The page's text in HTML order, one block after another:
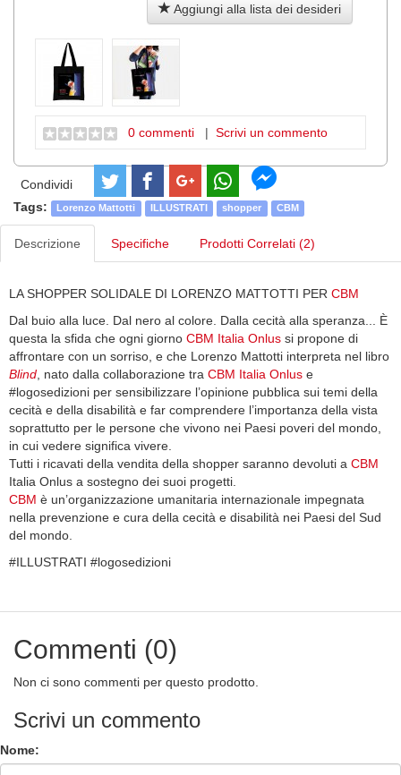
Aggiungi alla lista dei desideri
0 commenti | Scrivi un commento
Condividi
Tags:
Lorenzo Mattotti ILLUSTRATI shopper CBM
Descrizione Specifiche Prodotti Correlati (2)
LA SHOPPER SOLIDALE DI LORENZO MATTOTTI PER CBM
Dal buio alla luce. Dal nero al colore. Dalla cecità alla speranza... È
questa la sfida che ogni giorno CBM Italia Onlus si propone di
affrontare con un sorriso, e che Lorenzo Mattotti interpreta nel libro
Blind, nato dalla collaborazione tra CBM Italia Onlus e
#logosedizioni per sensibilizzare l’opinione pubblica sui temi della
cecità e della disabilità e far comprendere l’importanza della vista
soprattutto per le persone che vivono nei Paesi poveri del mondo,
in cui vedere significa vivere.
Tutti i ricavati della vendita della shopper saranno devoluti a CBM
Italia Onlus a sostegno dei suoi progetti.
CBM è un’organizzazione umanitaria internazionale impegnata
nella prevenzione e cura della cecità e disabilità nei Paesi del Sud
del mondo.
#ILLUSTRATI #logosedizioni
Commenti (0)
Non ci sono commenti per questo prodotto.
Scrivi un commento
Nome: